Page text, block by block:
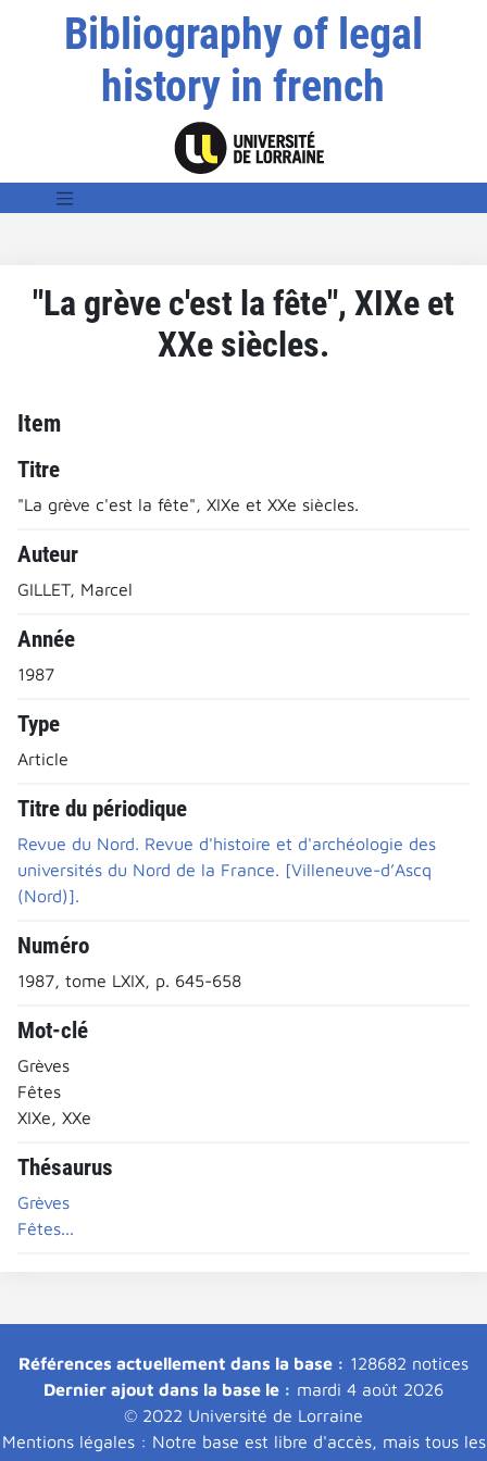
Bibliography of legal
history in french
"La grève c'est la fête", XIXe et
XXe siècles.
Item
Titre
"La grève c'est la fête", XIXe et XXe siècles.
Auteur
GILLET, Marcel
Année
1987
Type
Article
Titre du périodique
Revue du Nord. Revue d'histoire et d'archéologie des
universités du Nord de la France. [Villeneuve-d’Ascq
(Nord)].
Numéro
1987, tome LXIX, p. 645-658
Mot-clé
Grèves
Fêtes
XIXe, XXe
Thésaurus
Grèves
Fêtes...
Références actuellement dans la base : 128682 notices
Dernier ajout dans la base le : mardi 4 août 2026
© 2022 Université de Lorraine
Mentions légales : Notre base est libre d'accès, mais tous les